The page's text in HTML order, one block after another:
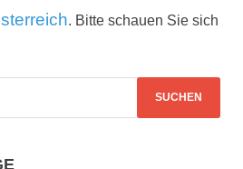
. Bitte schauen Sie sich